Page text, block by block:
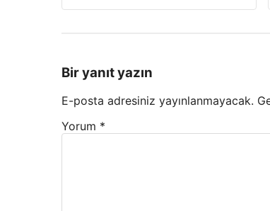
Bir yanıt yazın
E-posta adresiniz yayınlanmayacak.
Yorum *